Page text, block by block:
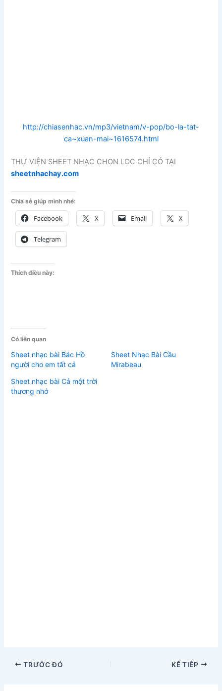
http://chiasenhac.vn/mp3/vietnam/v-pop/bo-la-tat-
ca~xuan-mai~1616574.html
THƯ VIỆN SHEET NHẠC CHỌN LỌC CHỈ CÓ TẠI
sheetnhachay.com
Chia sẻ giúp mình nhé:
Facebook X Email X
Telegram
Thích điều này:
Có liên quan
Sheet nhạc bài Bác Hồ
người cho em tất cả
Sheet Nhạc Bài Cầu
Mirabeau
Sheet nhạc bài Cả một trời
thương nhớ
TRƯỚC ĐÓ KẾ TIẾP